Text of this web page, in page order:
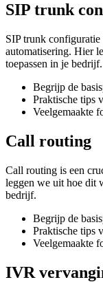
SIP trunk
SIP trunk
automatisering. Hier
toepassen in je bedrijf.
Begrijp de
Praktische tips
Veelgemaakte
Call routing
Call routing is een
leggen we uit hoe dit
bedrijf.
Begrijp de
Praktische tips
Veelgemaakte
IVR